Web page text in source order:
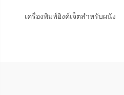
เครื่องพิมพ์อิงค์เจ็ตสำหรับผนัง